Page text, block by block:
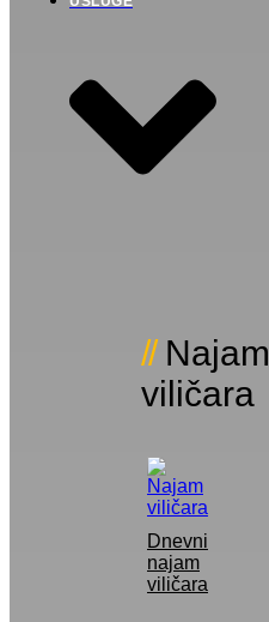
Najam
viličara
Dnevni
najam
viličara